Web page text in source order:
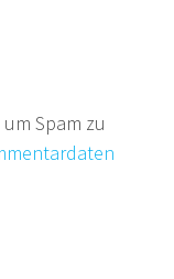
Spam zu